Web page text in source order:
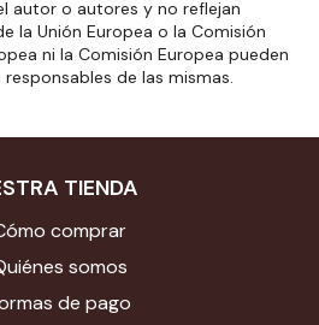
autor o autores y no reflejan
la Unión Europea o la Comisión
ni la Comisión Europea pueden
de las mismas.
TIENDA
comprar
somos
de pago